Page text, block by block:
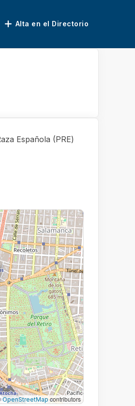
Alta en el Directorio
Española (PRE)
OpenStreetMapcontributors